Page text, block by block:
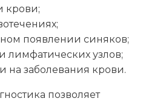
крови;
появлении синяков;
лимфатических узлов;
на заболевания крови.
позволяет